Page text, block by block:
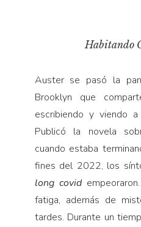
Habitando
Auster se pasó la
Brooklyn que
escribiendo y viendo
Publicó la novela
cuando estaba
fines del 2022, los
long covid
fatiga, además de
tardes. Durante un